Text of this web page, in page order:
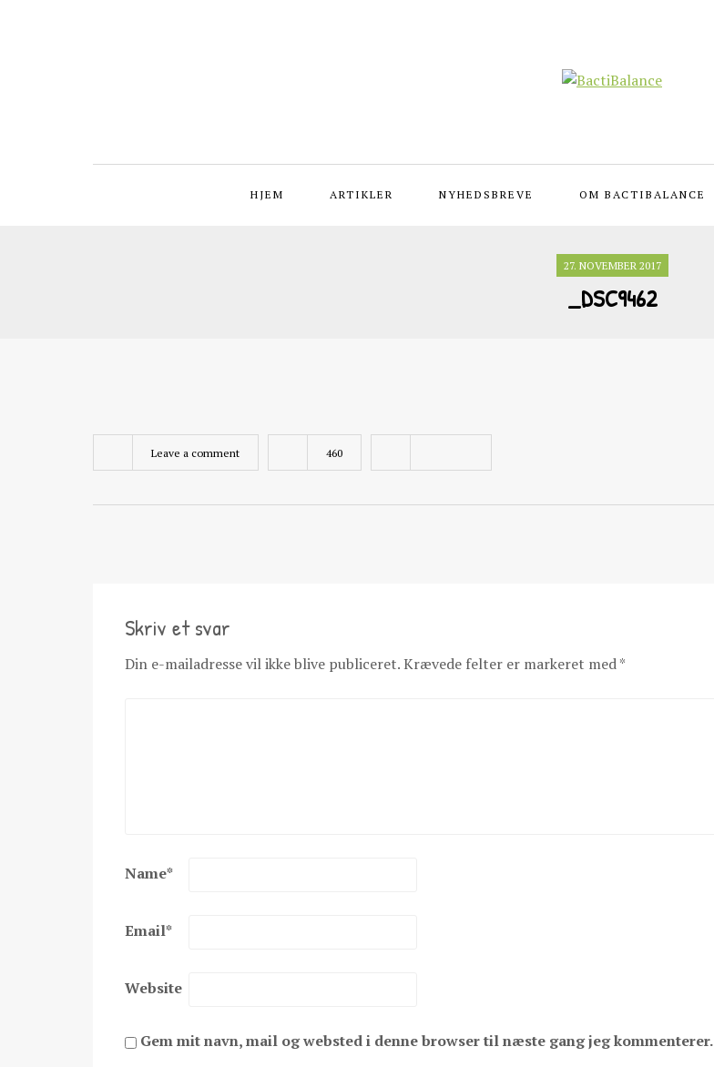
HJEM ARTIKLER NYHEDSBREVE OM BACTIBALANCE
27. NOVEMBER 2017
_DSC9462
Leave a comment 460
Skriv et svar
Din e-mailadresse vil ikke blive publiceret.Krævede felter er markeret med*
Name*
Email*
Website
Gem mit navn, mail og websted i denne browser til næste gang jeg kommenterer.